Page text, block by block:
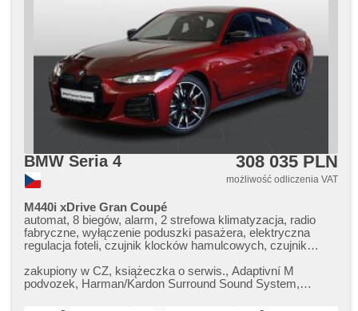
BMW Seria 4 308 035 PLN
możliwość odliczenia VAT
M440i xDrive Gran Coupé
automat, 8 biegów, alarm, 2 strefowa klimatyzacja, radio
fabryczne, wyłączenie poduszki pasażera, elektryczna
regulacja foteli, czujnik klocków hamulcowych, czujnik
skla, napęd 4x4, el. tažné zařízení, bezklíčové odemykání,
bezklíčové startování, podgrzewane fotele, regulacja
zakupiony w CZ,​ książeczka o serwis.,​ Adaptivní M
podvozek,​ Harman/Kardon Surround Sound System,​